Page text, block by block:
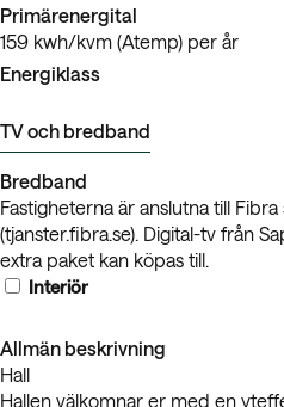
Primärenergital
159 kwh/kvm (Atemp) per år
Energiklass
TV och bredband
Bredband
Fastigheterna är anslutna till
(tjanster.fibra.se). Digital-tv från
extra paket kan köpas till.
Interiör
Allmän beskrivning
Hall
Hallen välkomnar er med en